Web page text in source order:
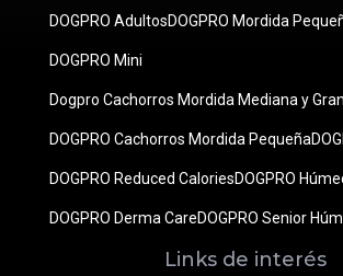
DOGPRO AdultosDOGPRO Mordida
DOGPRO Mini
Dogpro Cachorros Mordida Mediana y
DOGPRO Cachorros Mordida Pequeña
DOGPRO Reduced CaloriesDOGPRO
DOGPRO Derma CareDOGPRO Senior
Links de interés